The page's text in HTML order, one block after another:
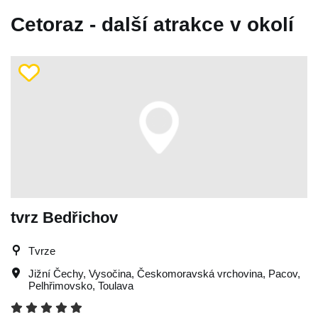
Cetoraz - další atrakce v okolí
tvrz Bedřichov
Tvrze
Jižní Čechy, Vysočina, Českomoravská vrchovina, Pacov,
Pelhřimovsko, Toulava